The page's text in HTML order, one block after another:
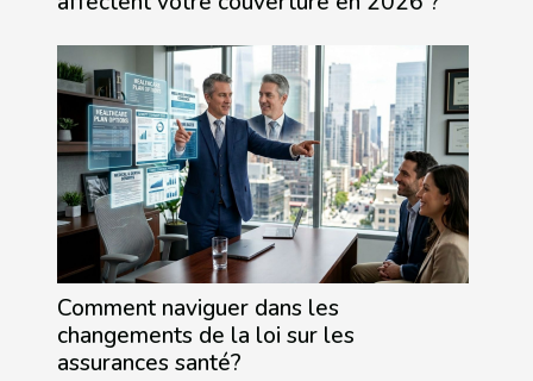
Comment naviguer dans les
changements de la loi sur les
assurances santé?